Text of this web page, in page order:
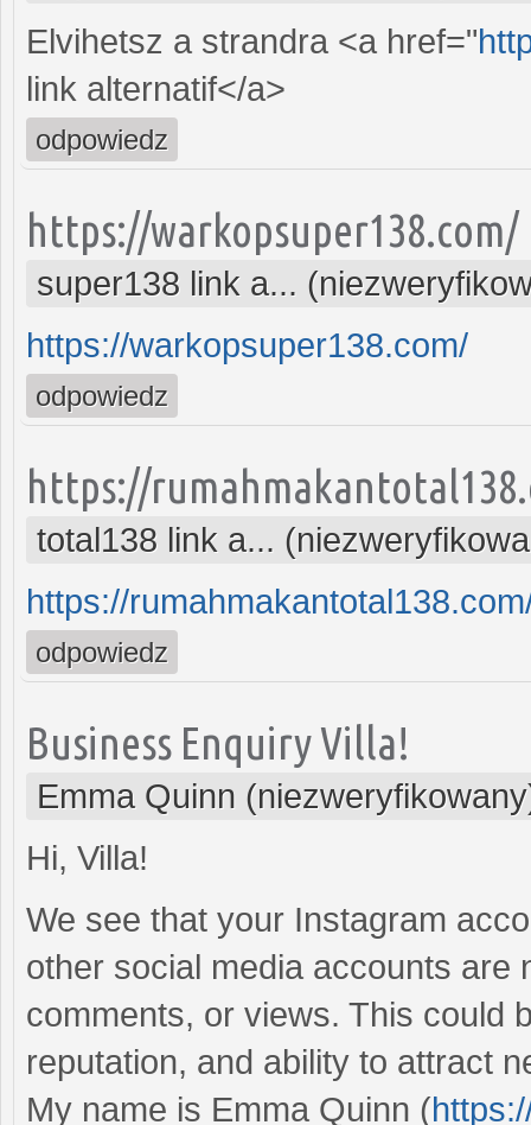
Elvihetsz a strandra <a href="
link alternatif</a>
odpowiedz
https://warkopsuper138.com/
super138 link a...
https://warkopsuper138.com/
odpowiedz
https://
total138 link a...
https://
odpowiedz
Business Enquiry Villa!
Emma Quinn
Hi, Villa!
We see that your Instagram
other social media accounts are
comments, or views. This could
reputation, and ability to attract
My name is Emma Quinn (